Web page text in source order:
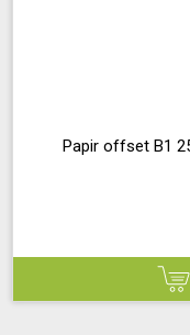
Papir offset B1